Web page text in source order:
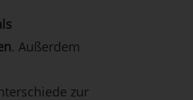
. Außerdem
zur